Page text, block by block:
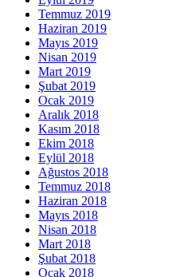
Temmuz 2019
Haziran 2019
Mayıs 2019
Nisan 2019
Mart 2019
Şubat 2019
Ocak 2019
Aralık 2018
Kasım 2018
Ekim 2018
Eylül 2018
Ağustos 2018
Temmuz 2018
Haziran 2018
Mayıs 2018
Nisan 2018
Mart 2018
Şubat 2018
Ocak 2018